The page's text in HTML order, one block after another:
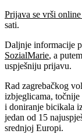
Prijava se vrši
sati.
Daljnje informacije
SozialMarie, a putem
uspješniju prijavu.
Rad zagrebačkog
izbjeglicama,
i doniranje bicikala
jedan od 15
srednjoj Europi.